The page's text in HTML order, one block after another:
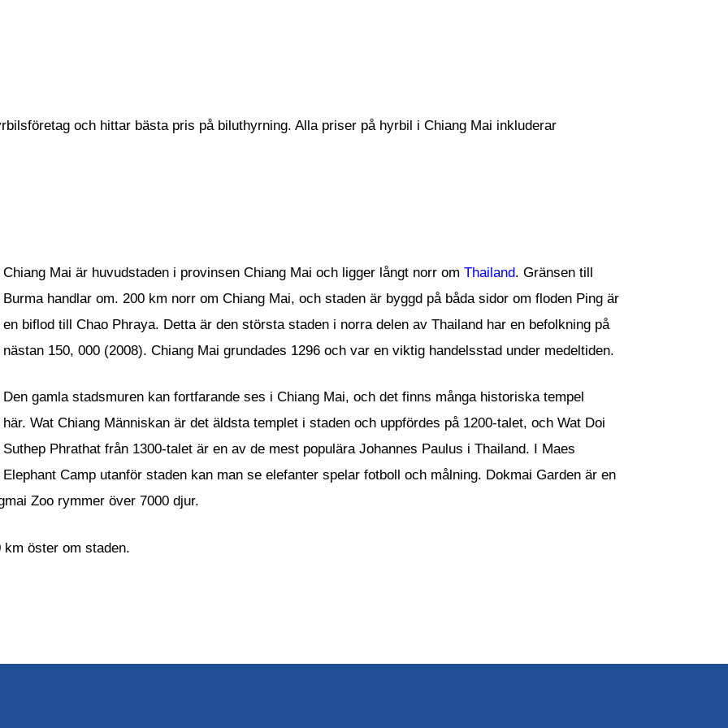
och hittar bästa pris på biluthyrning. Alla priser på hyrbil i Chiang Mai inkluderar
Chiang Mai är huvudstaden i provinsen Chiang Mai och ligger långt norr om Thailand. Gränsen till
Burma handlar om. 200 km norr om Chiang Mai, och staden är byggd på båda sidor om floden Ping är
en biflod till Chao Phraya. Detta är den största staden i norra delen av Thailand har en befolkning på
nästan 150, 000 (2008). Chiang Mai grundades 1296 och var en viktig handelsstad under medeltiden.
Den gamla stadsmuren kan fortfarande ses i Chiang Mai, och det finns många historiska tempel
här. Wat Chiang Människan är det äldsta templet i staden och uppfördes på 1200-talet, och Wat Doi
Suthep Phrathat från 1300-talet är en av de mest populära Johannes Paulus i Thailand. I Maes
Elephant Camp utanför staden kan man se elefanter spelar fotboll och målning. Dokmai Garden är en
Zoo rymmer över 7000 djur.
öster om staden.